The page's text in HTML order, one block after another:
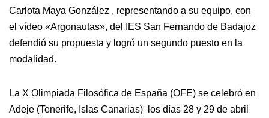
Carlota Maya González , representando a su equipo, con
el vídeo «Argonautas», del IES San Fernando de Badajoz
defendió su propuesta y logró un segundo puesto en la
modalidad.
La X Olimpiada Filosófica de España (OFE) se celebró en
Adeje (Tenerife, Islas Canarias) los días 28 y 29 de abril